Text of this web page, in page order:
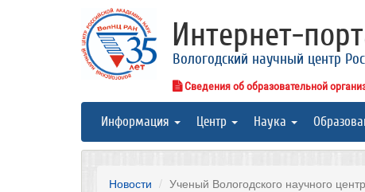
Интернет-
Вологодский научный центр
Сведения об образовательной
Информация Центр Наука
Новости Ученый Вологодского научного